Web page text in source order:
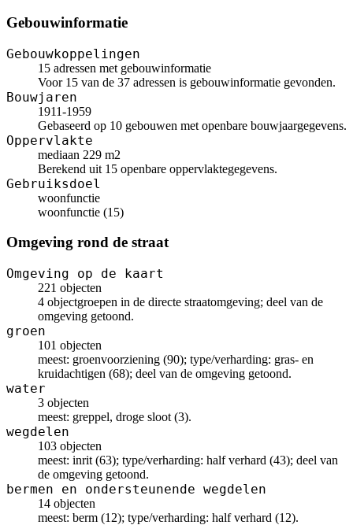
Gebouwinformatie
Gebouwkoppelingen
15 adressen met gebouwinformatie
Voor 15 van de 37 adressen is gebouwinformatie gevonden.
Bouwjaren
1911-1959
Gebaseerd op 10 gebouwen met openbare bouwjaargegevens.
Oppervlakte
mediaan 229 m2
Berekend uit 15 openbare oppervlaktegegevens.
Gebruiksdoel
woonfunctie
woonfunctie (15)
Omgeving rond de straat
Omgeving op de kaart
221 objecten
4 objectgroepen in de directe straatomgeving; deel van de
omgeving getoond.
groen
101 objecten
meest: groenvoorziening (90); type/verharding: gras- en
kruidachtigen (68); deel van de omgeving getoond.
water
3 objecten
meest: greppel, droge sloot (3).
wegdelen
103 objecten
meest: inrit (63); type/verharding: half verhard (43); deel van
de omgeving getoond.
bermen en ondersteunende wegdelen
14 objecten
meest: berm (12); type/verharding: half verhard (12).